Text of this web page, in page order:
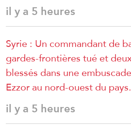
il y a 5 heures
Syrie : Un commandant de
gardes-frontières tué et
blessés dans une
Ezzor au nord-ouest du pays.
il y a 5 heures